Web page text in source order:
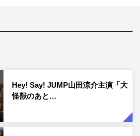
吉浦康裕 監督 と御一緒させてい
な時間だろうなと 想像していた
て、笑顔と黄色い風船が揺れてい
！. 配信のかたもカメラという存
を感じさせていただきました 報道
してくださって本当にありがとうご
たいことあるのですが少し慌ただ
Hey! Say! JUMP山田涼介主演「大
怪獣のあと…